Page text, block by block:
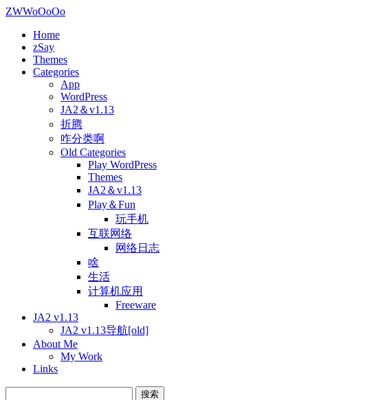
ZWWoOoOo
Home
zSay
Themes
Categories
App
WordPress
JA2＆v1.13
折腾
咋分类啊
Old Categories
Play WordPress
Themes
JA2＆v1.13
Play＆Fun
玩手机
互联网络
网络日志
啥
生活
计算机应用
Freeware
JA2 v1.13
JA2 v1.13导航[old]
About Me
My Work
Links